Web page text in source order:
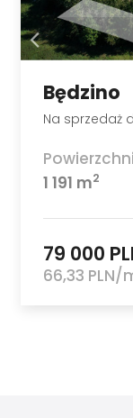
Będzino
Na sprzedaż
1 191 m2
79 000
66,33 PLN/